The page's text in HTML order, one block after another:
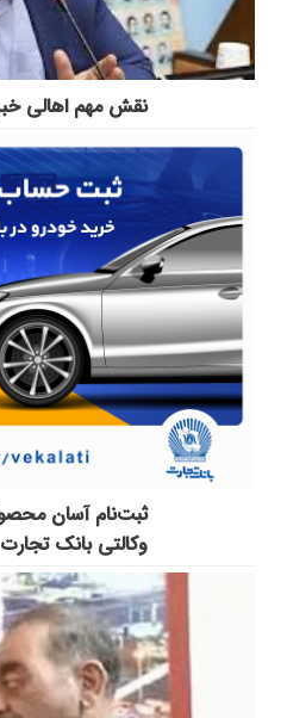
نقش مهم اهالی
ثبت‌نام آسان
وکالتی بانک تجارت